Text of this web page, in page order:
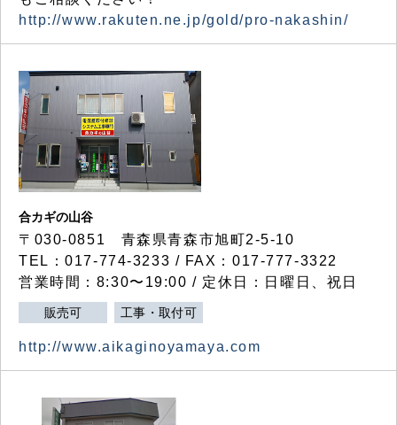
http://www.rakuten.ne.jp/gold/pro-nakashin/
合カギの山谷
〒030-0851 青森県青森市旭町2-5-10
TEL：017-774-3233 / FAX：017-777-3322
営業時間：8:30〜19:00 / 定休日：日曜日、祝日
販売可 工事・取付可
http://www.aikaginoyamaya.com